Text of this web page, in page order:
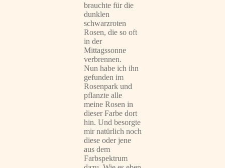
brauchte für die
dunklen
schwarzroten
Rosen, die so oft
in der
Mittagssonne
verbrennen.
Nun habe ich ihn
gefunden im
Rosenpark und
pflanzte alle
meine Rosen in
dieser Farbe dort
hin. Und besorgte
mir natürlich noch
diese oder jene
aus dem
Farbspektrum